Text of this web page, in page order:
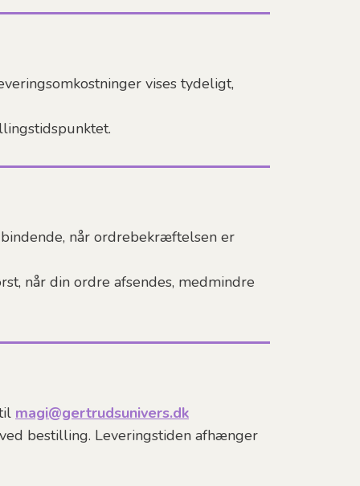
vises tydeligt,
når ordrebekræftelsen er
når din ordre afsendes, medmindre
magi@gertrudsunivers.dk
ved bestilling. Leveringstiden afhænger